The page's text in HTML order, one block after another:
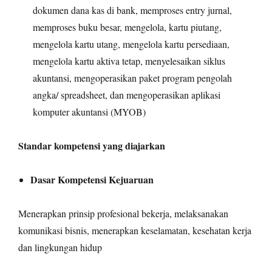
dokumen dana kas di bank, memproses entry jurnal,
memproses buku besar, mengelola, kartu piutang,
mengelola kartu utang, mengelola kartu persediaan,
mengelola kartu aktiva tetap, menyelesaikan siklus
akuntansi, mengoperasikan paket program pengolah
angka/ spreadsheet, dan mengoperasikan aplikasi
komputer akuntansi (MYOB)
Standar kompetensi yang diajarkan
Dasar Kompetensi Kejuaruan
Menerapkan prinsip profesional bekerja, melaksanakan
komunikasi bisnis, menerapkan keselamatan, kesehatan kerja
dan lingkungan hidup